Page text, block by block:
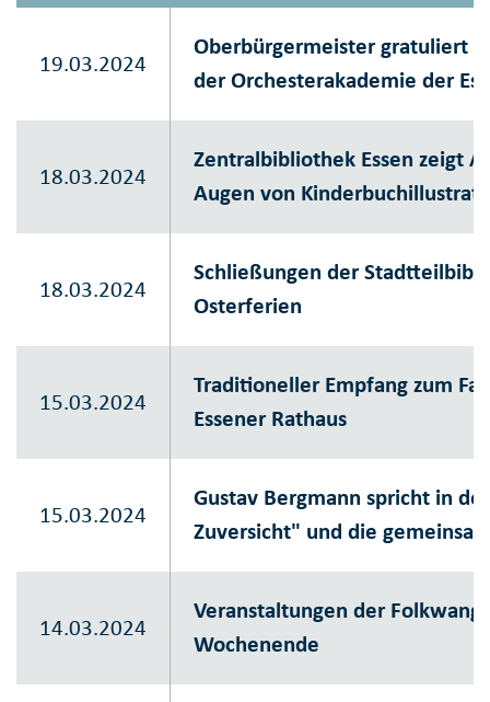
19.03.2024
Oberbürgermeister gratuliert
der Orchesterakademie der
18.03.2024
Zentralbibliothek Essen zeigt
Augen von
18.03.2024
Schließungen der
Osterferien
15.03.2024
Traditioneller Empfang zum
Essener Rathaus
15.03.2024
Gustav Bergmann spricht in
Zuversicht" und die
14.03.2024
Veranstaltungen der Folkwang
Wochenende